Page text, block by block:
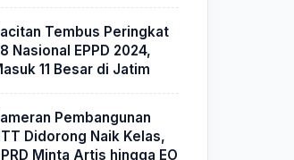
Tembus Peringkat
Nasional EPPD 2024,
11 Besar di Jatim
Pembangunan
Didorong Naik Kelas,
Minta Artis hingga EO